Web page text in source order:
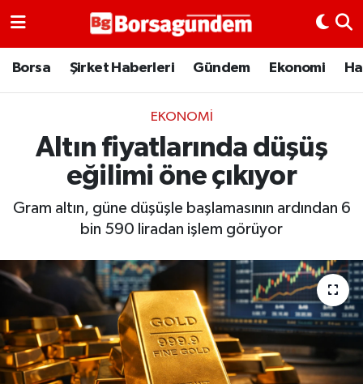
Borsa Şirket Haberleri Gündem Ekonomi
EKONOMI
Altın fiyatlarında düşüş
eğilimi öne çıkıyor
Gram altın, güne düşüşle başlamasının ardından 6
bin 590 liradan işlem görüyor
Borsa
Emtia
Galeri
Gündem
Bitcoin
Şirket Haberleri
Borsa Gundem